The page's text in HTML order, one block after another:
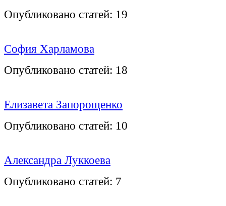
Опубликовано статей: 19
София Харламова
Опубликовано статей: 18
Елизавета Запорощенко
Опубликовано статей: 10
Александра Луккоева
Опубликовано статей: 7